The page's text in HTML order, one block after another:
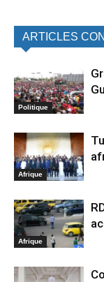
ARTICLES
Politique
Afrique
Afrique